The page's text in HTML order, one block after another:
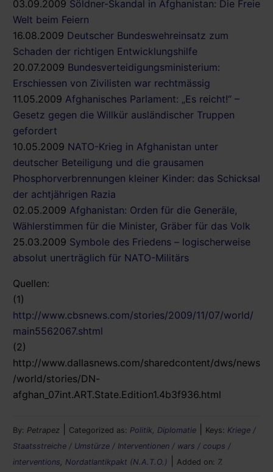
03.09.2009 Söldner-Skandal in Afghanistan: Die Freie
Welt beim Feiern
16.08.2009 Deutscher Bundeswehreinsatz zum
Schaden der richtigen Entwicklungshilfe
20.07.2009 Bundesverteidigungsministerium:
Erschiessen von Zivilisten war rechtmässig
11.05.2009 Afghanisches Parlament: „Es reicht!“ –
Gesetz gegen die Willkür ausländischer Truppen
gefordert
10.05.2009 NATO-Krieg in Afghanistan unter
deutscher Beteiligung und die grausamen
Phosphorverbrennungen kleiner Kinder: das Schicksal
der achtjährigen Razia
02.05.2009 Afghanistan: Orden für die Generäle,
Wählerstimmen für die Minister, Gräber für das Volk
25.03.2009 Symbole des Friedens – logischerweise
absolut unerträglich für NATO-Militärs
Quellen:
(1)
http://www.cbsnews.com/stories/2009/11/07/world/
main5562067.shtml
(2)
http://www.dallasnews.com/sharedcontent/dws/news
/world/stories/DN-
afghan_07int.ART.State.Edition1.4b3f936.html
By: Petrapez Categorized as: Politik, Diplomatie Keys: Kriege /
Staatsstreiche / Umstürze / Interventionen / wars / coups /
interventions
Nordatlantikpakt (N.A.T.O.) Added on: 7.